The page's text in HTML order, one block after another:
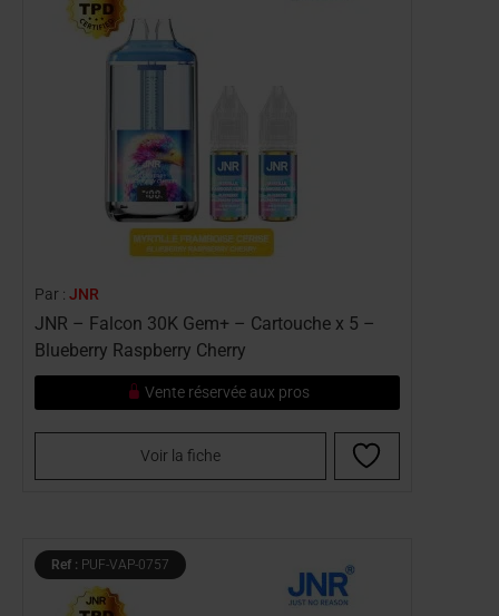
Par : JNR
JNR – Falcon 30K Gem+ – Cartouche x 5 –
Blueberry Raspberry Cherry
Vente réservée aux pros
Voir la fiche
Ref : PUF-VAP-0757